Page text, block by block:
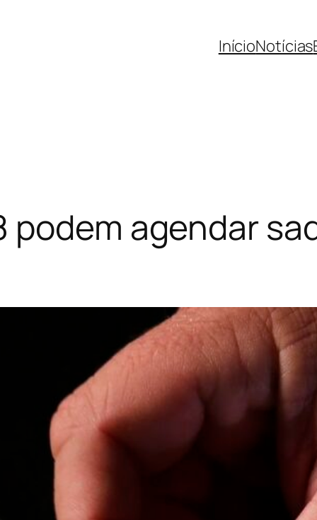
InícioNotícias
podem agendar